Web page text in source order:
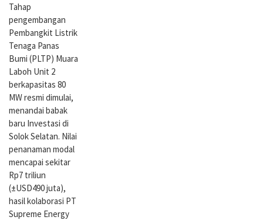
Tahap
pengembangan
Pembangkit Listrik
Tenaga Panas
Bumi (PLTP) Muara
Laboh Unit 2
berkapasitas 80
MW resmi dimulai,
menandai babak
baru Investasi di
Solok Selatan. Nilai
penanaman modal
mencapai sekitar
Rp7 triliun
(±USD490 juta),
hasil kolaborasi PT
Supreme Energy